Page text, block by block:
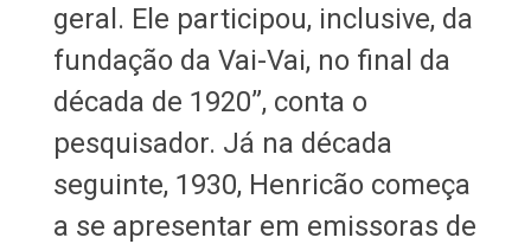
geral. Ele participou, inclusive, da
fundação da Vai-Vai, no final da
década de 1920”, conta o
pesquisador. Já na década
seguinte, 1930, Henricão começa
a se apresentar em emissoras de